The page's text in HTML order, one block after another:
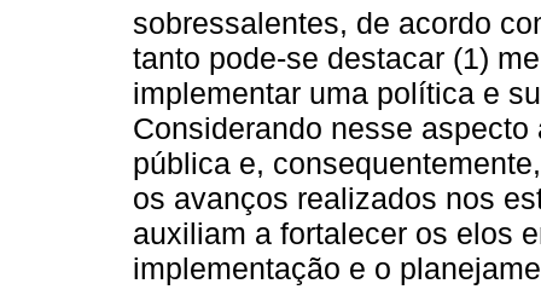
sobressalentes, de acordo
tanto pode-se destacar (1)
implementar uma política e
Considerando nesse
pública e,
os avanços realizados nos
auxiliam a fortalecer os elos
implementação e o